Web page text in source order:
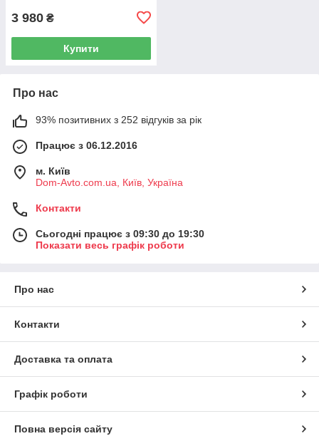
3 980 ₴
Купити
Про нас
93% позитивних з 252 відгуків за рік
Працює з 06.12.2016
м. Київ
Dom-Avto.com.ua, Київ, Україна
Контакти
Сьогодні працює з 09:30 до 19:30
Показати весь графік роботи
Про нас
Контакти
Доставка та оплата
Графік роботи
Повна версія сайту